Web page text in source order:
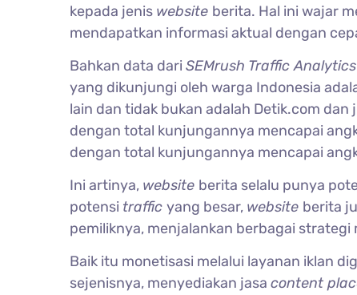
kepada jenis website berita. Hal ini wajar
mendapatkan informasi aktual dengan
Bahkan data dari SEMrush Traffic Analytics
yang dikunjungi oleh warga Indonesia
lain dan tidak bukan adalah Detik.com
dengan total kunjungannya mencapai
dengan total kunjungannya mencapai
Ini artinya, website berita selalu punya
potensi traffic yang besar, website berita
pemiliknya, menjalankan berbagai strategi
Baik itu monetisasi melalui layanan iklan
sejenisnya, menyediakan jasa content